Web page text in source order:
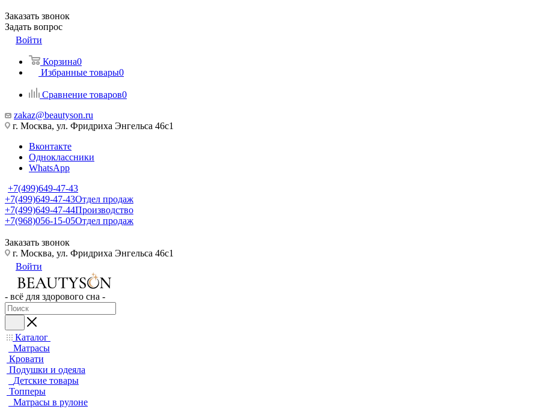
Заказать звонок
Задать вопрос
Войти
Корзина0
Избранные товары0
Сравнение товаров0
zakaz@beautyson.ru
г. Москва, ул. Фридриха Энгельса 46с1
Вконтакте
Одноклассники
WhatsApp
+7(499)649-47-43
+7(499)649-47-43Отдел продаж
+7(499)649-47-44Производство
+7(968)056-15-05Отдел продаж
Заказать звонок
г. Москва, ул. Фридриха Энгельса 46с1
Войти
- всё для здорового сна -
Каталог
Матрасы
Кровати
Подушки и одеяла
Детские товары
Топперы
Матрасы в рулоне